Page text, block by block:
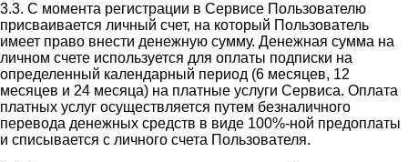
3.3. С момента регистрации в Сервисе Пользователю
присваивается личный счет, на который Пользователь
имеет право внести денежную сумму. Денежная сумма на
личном счете используется для оплаты подписки на
определенный календарный период (6 месяцев, 12
месяцев и 24 месяца) на платные услуги Сервиса. Оплата
платных услуг осуществляется путем безналичного
перевода денежных средств в виде 100%-ной предоплаты
и списывается с личного счета Пользователя.